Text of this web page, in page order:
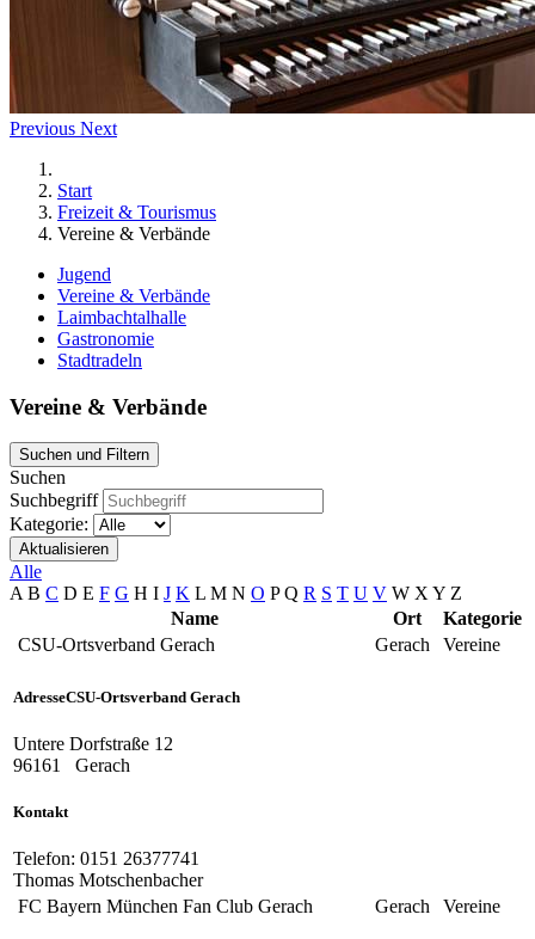
Previous Next
Start
Freizeit & Tourismus
Vereine & Verbände
Jugend
Vereine & Verbände
Laimbachtalhalle
Gastronomie
Stadtradeln
Vereine & Verbände
Suchen und Filtern
Suchen
Suchbegriff
Kategorie:
Aktualisieren
Alle
A B C D E F G H I J K L M N O P Q R S T U V W XY Z
Name
Ort
Kategorie
CSU-Ortsverband Gerach
Gerach Vereine
AdresseCSU-Ortsverband Gerach
Untere Dorfstraße 12
96161
Gerach
Kontakt
Telefon: 0151 26377741
Thomas Motschenbacher
FC Bayern München Fan Club Gerach
Gerach Vereine